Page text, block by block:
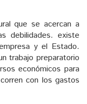
que se acercan a
debilidades. existe
y el Estado.
trabajo preparatorio
económicos para
con los gastos